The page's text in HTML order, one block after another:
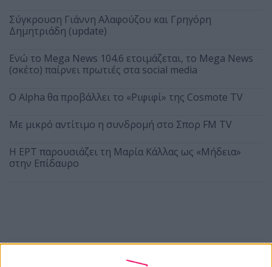
Σύγκρουση Γιάννη Αλαφούζου και Γρηγόρη
Δημητριάδη (update)
Ενώ το Mega News 104.6 ετοιμάζεται, το Mega News
(σκέτο) παίρνει πρωτιές στα social media
Ο Alpha θα προβάλλει το «Ριφιφί» της Cosmote TV
Με μικρό αντίτιμο η συνδρομή στο Σπορ FM TV
Η ΕΡΤ παρουσιάζει τη Μαρία Κάλλας ως «Μήδεια»
στην Επίδαυρο